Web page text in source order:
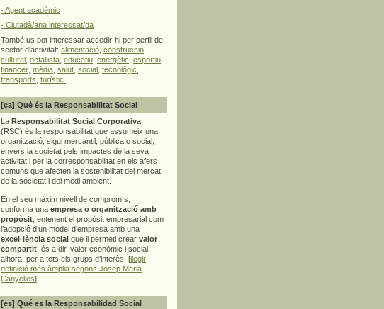
- Agent acadèmic
- Ciutadà/ana interessat/da
També us pot interessar accedir-hi per perfil de
sector d'activitat: alimentació construcció
cultural detallista educatiu energètic esportiu
financer mèdia salut social tecnològic
transports turístic.
[ca] Què és la Responsabilitat Social
La Responsabilitat Social Corporativa
(RSC) és la responsabilitat que assumeix una
organització, sigui mercantil, pública o social,
envers la societat pels impactes de la seva
activitat i per la corresponsabilitat en els afers
comuns que afecten la sostenibilitat del mercat,
de la societat i del medi ambient.
En el seu màxim nivell de compromís,
conforma una empresa o organització amb
propòsit , entenent el propòsit empresarial com
l’adopció d’un model d’empresa amb una
excel·lència social que li permeti crear valor
compartit , és a dir, valor econòmic i social
alhora, per a tots els grups d’interès. [llegir
definició més àmplia segons Josep Maria
Canyelles]
[es] Qué es la Responsabilidad Social